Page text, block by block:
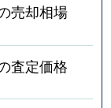
売却相場
査定価格